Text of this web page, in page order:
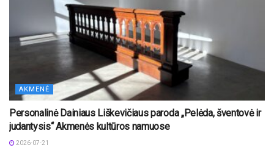
AKMENĖ
Personalinė Dainiaus Liškevičiaus paroda „Pelėda, šventovė ir
judantysis“ Akmenės kultūros namuose
2026-07-21